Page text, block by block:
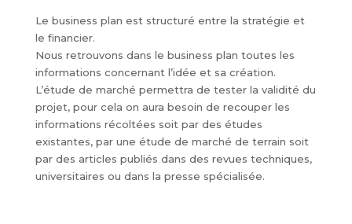
Le business plan est structuré entre la stratégie et
le financier.
Nous retrouvons dans le business plan toutes les
informations concernant l’idée et sa création.
L’étude de marché permettra de tester la validité du
projet, pour cela on aura besoin de recouper les
informations récoltées soit par des études
existantes, par une étude de marché de terrain soit
par des articles publiés dans des revues techniques,
universitaires ou dans la presse spécialisée.